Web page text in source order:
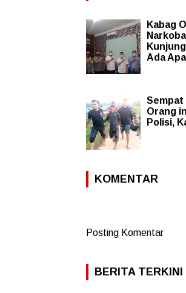
Kabag
Ada
Sempat
Orang
Polisi,
KOMENTAR
Posting Komentar
BERITA TERKINI